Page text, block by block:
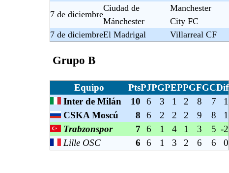
7 de diciembre
Ciudad de
Mánchester
Manchester
City FC
7 de diciembreEl Madrigal Villarreal CF
Grupo B
Equipo PtsPJPGPEPPGFGCDif
Inter de Milán
10 6 3 1 2 8 7
1
CSKA Moscú
8 6 2 2 2 9 8
1
Trabzonspor
7 6 1 4 1 3 5 -2
Lille OSC
6 6 1 3 2 6 6 0